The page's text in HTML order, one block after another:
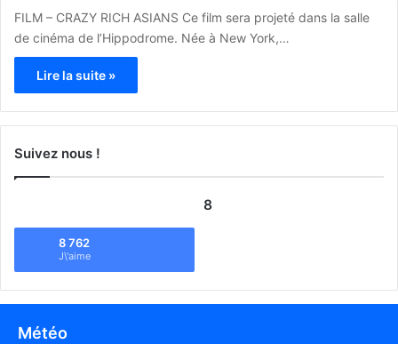
FILM – CRAZY RICH ASIANS Ce film sera projeté dans la salle
de cinéma de l’Hippodrome. Née à New York,…
Lire la suite »
Suivez nous !
8
8 762
J\'aime
Météo